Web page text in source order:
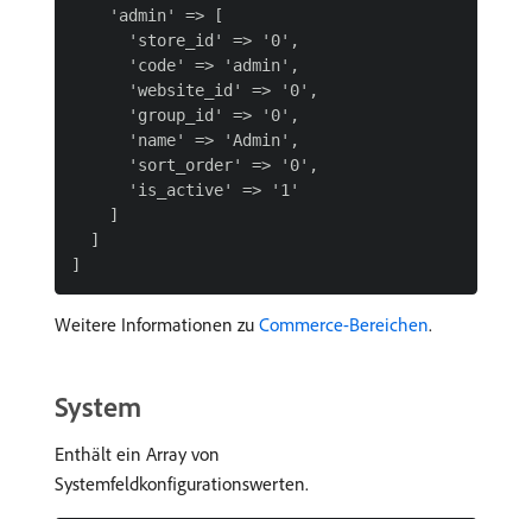
    'admin' => [
      'store_id' => '0',
      'code' => 'admin',
      'website_id' => '0',
      'group_id' => '0',
      'name' => 'Admin',
      'sort_order' => '0',
      'is_active' => '1'
    ]
  ]
Weitere Informationen zu Commerce-Bereichen.
System
Enthält ein Array von
Systemfeldkonfigurationswerten.